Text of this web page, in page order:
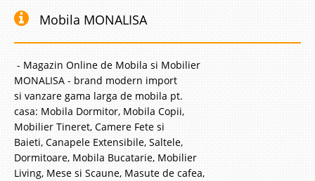
Mobila MONALISA
- Magazin Online de Mobila si Mobilier
MONALISA - brand modern import
si vanzare gama larga de mobila pt.
casa: Mobila Dormitor, Mobila Copii,
Mobilier Tineret, Camere Fete si
Baieti, Canapele Extensibile, Saltele,
Dormitoare, Mobila Bucatarie, Mobilier
Living, Mese si Scaune, Masute de cafea,